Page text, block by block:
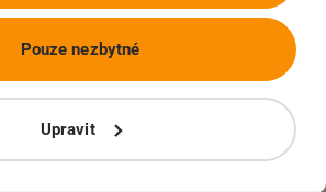
Upravit
Pouze nezbytné